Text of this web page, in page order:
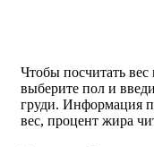
Чтобы посчитать
выберите пол и
груди. Информация
вес, процент жира